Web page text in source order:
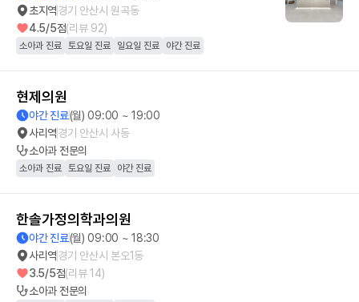
초지역경기 안산시 원곡동
4.5/5점(리뷰 92)
소아과 진료 토요일 진료 일요일 진료 야간 진료
현제의원
야간 진료(월) 09:00 ~ 19:00
사리역경기 안산시 사동
소아과전문의
소아과 진료 토요일 진료 야간 진료
한솔가정의학과의원
야간 진료(월) 09:00 ~ 18:30
사리역경기 안산시 본오1동
3.5/5점(리뷰14)
소아과전문의